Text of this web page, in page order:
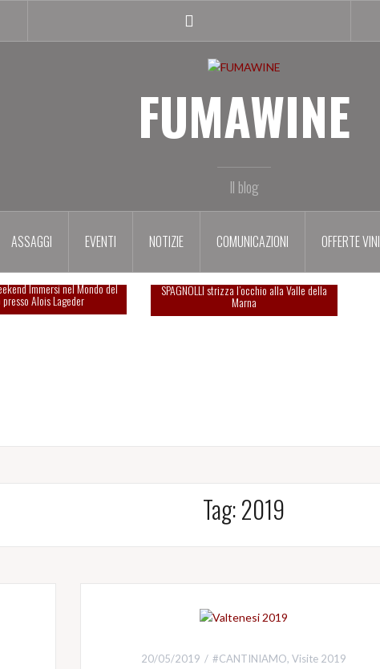
profile
FUMAWINE
Il blog
ASSAGGI EVENTI NOTIZIE COMUNICAZIONI OFFERTE VINI
indimenticabile al SUMMA
Immersi nel Mondo del
Alois Lageder
SPAGNOLLI strizza l’occhio alla Valle della
Marna
Tag:2019
20/05/2019 #CANTINIAMO, Visite 2019